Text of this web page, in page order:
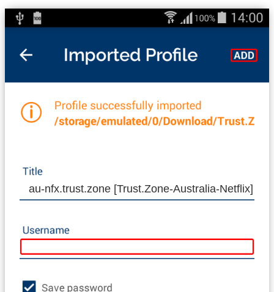
au-nfx.trust.zone [Trust.Zone-Australia-Netflix]